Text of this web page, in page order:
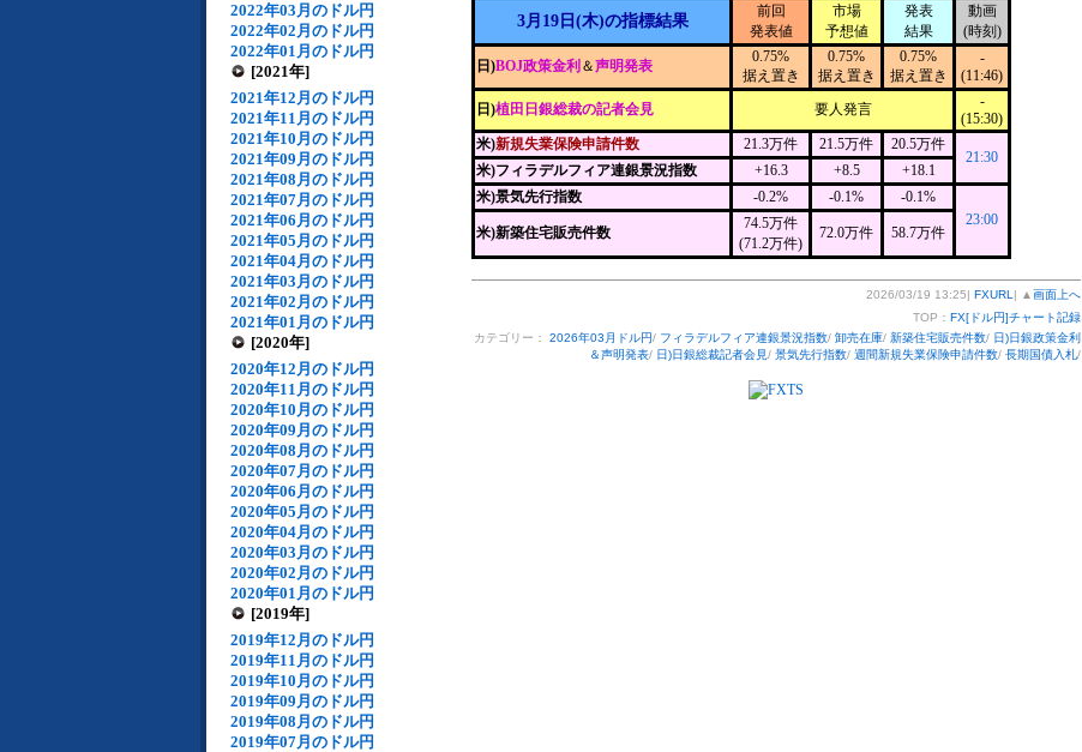
2022年03月のドル円
2022年02月のドル円
2022年01月のドル円
[2021年]
2021年12月のドル円
2021年11月のドル円
2021年10月のドル円
2021年09月のドル円
2021年08月のドル円
2021年07月のドル円
2021年06月のドル円
2021年05月のドル円
2021年04月のドル円
2021年03月のドル円
2021年02月のドル円
2021年01月のドル円
[2020年]
2020年12月のドル円
2020年11月のドル円
2020年10月のドル円
2020年09月のドル円
2020年08月のドル円
2020年07月のドル円
2020年06月のドル円
2020年05月のドル円
2020年04月のドル円
2020年03月のドル円
2020年02月のドル円
2020年01月のドル円
[2019年]
2019年12月のドル円
2019年11月のドル円
2019年10月のドル円
2019年09月のドル円
2019年08月のドル円
2019年07月のドル円
3月19日(木)の指標結果
前回
発表値
市場
予想値
発表
結果
動画
(時刻)
日)BOJ政策金利 ＆声明発表
0.75%
据え置き
0.75%
据え置き
0.75%
据え置き
-
(11:46)
日)植田日銀総裁の記者会見 要人発言
-
(15:30)
米)新規失業保険申請件数 21.3万件 21.5万件 20.5万件
21:30
米)フィラデルフィア連銀景況指数 +16.3 +8.5
+18.1
米)景気先行指数
-0.2% -0.1%
-0.1%
23:00
米)新築住宅販売件数
74.5万件
(71.2万件)
72.0万件 58.7万件
2026/03/19 13:25| FXURL | ▲ 画面上へ
TOP： FX[ドル円]チャート記録
カテゴリー： 2026年03月ドル円/ フィラデルフィア連銀景況指数/ 卸売在庫/ 新築住宅販売件数/ 日)日銀政策金利
＆声明発表/ 日)日銀総裁記者会見/ 景気先行指数/ 週間新規失業保険申請件数/ 長期国債入札/